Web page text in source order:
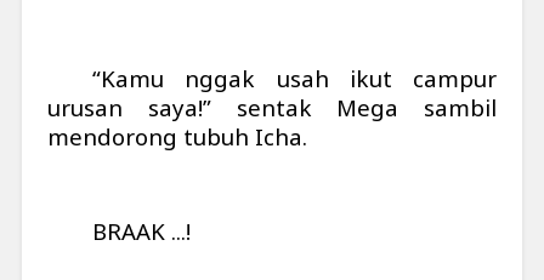
“Kamu nggak usah ikut campur
urusan saya!” sentak Mega sambil
mendorong tubuh Icha.
BRAAK ...!